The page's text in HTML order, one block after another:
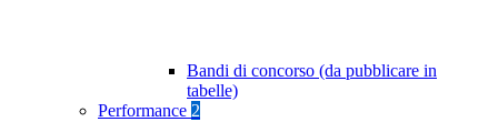
Bandi di concorso (da pubblicare in
tabelle)
Performance 2